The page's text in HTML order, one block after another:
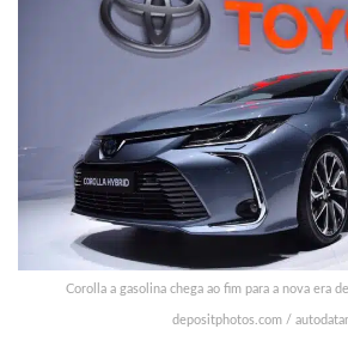
Corolla a gasolina chega ao fim para a nova era
depositphotos.com /